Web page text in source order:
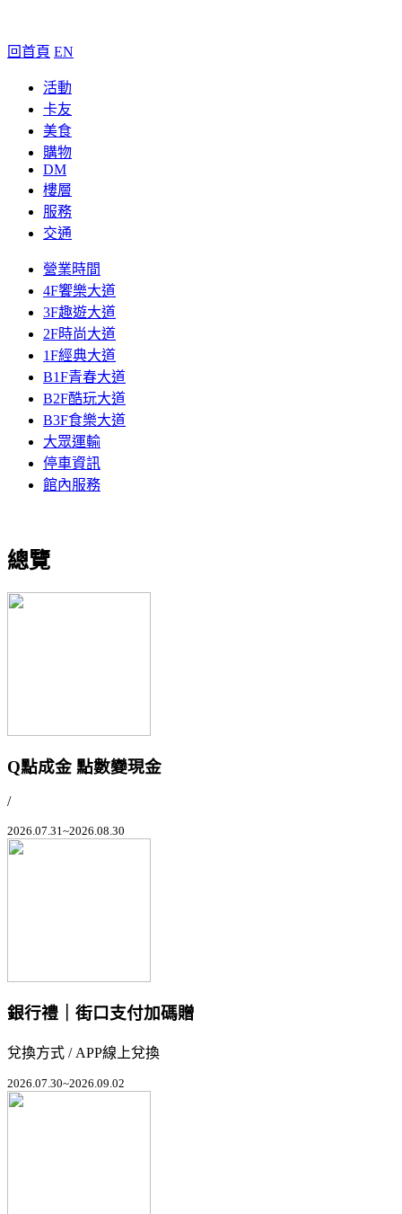
回首頁 EN
活動
卡友
美食
購物
DM
樓層
服務
交通
營業時間
4F饗樂大道
3F趣遊大道
2F時尚大道
1F經典大道
B1F青春大道
B2F酷玩大道
B3F食樂大道
大眾運輸
停車資訊
館內服務
總覽
Q點成金 點數變現金
/
2026.07.31~2026.08.30
銀行禮｜街口支付加碼贈
兌換方式 / APP線上兌換
2026.07.30~2026.09.02